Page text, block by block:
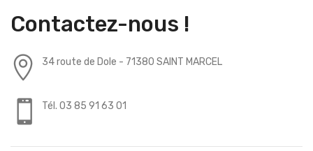
Contactez-nous !
34 route de Dole - 71380 SAINT MARCEL
Tél. 03 85 91 63 01